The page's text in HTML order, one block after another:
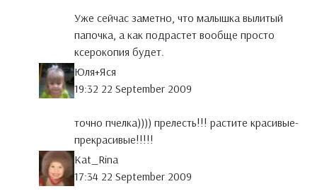
Уже сейчас заметно, что малышка вылитый
папочка, а как подрастет вообще просто
ксерокопия будет.
Юля+Яся
19:32 22 September 2009
точно пчелка)))) прелесть!!! растите красивые-
прекрасивые!!!!!
Kat_Rina
17:34 22 September 2009